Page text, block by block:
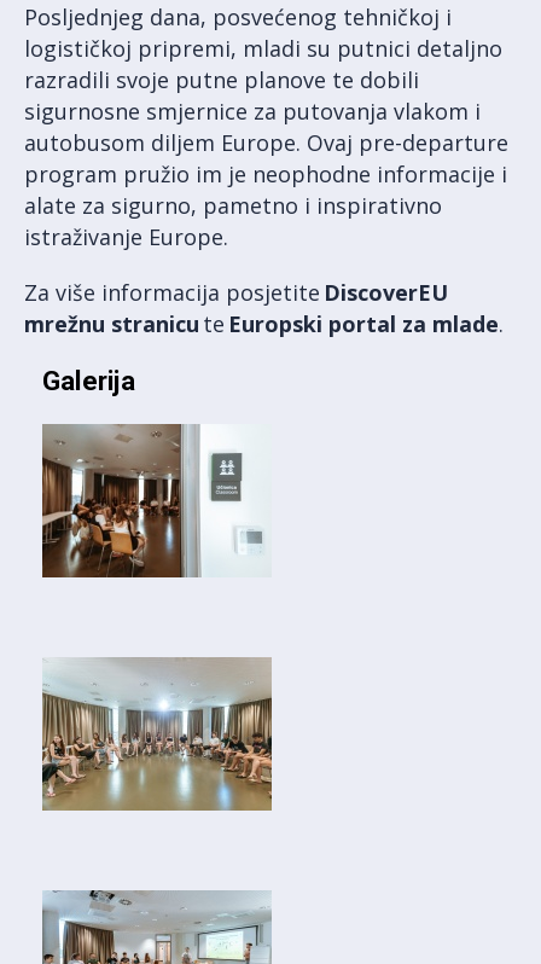
Posljednjeg dana, posvećenog tehničkoj i
logističkoj pripremi, mladi su putnici detaljno
razradili svoje putne planove te dobili
sigurnosne smjernice za putovanja vlakom i
autobusom diljem Europe. Ovaj pre-departure
program pružio im je neophodne informacije i
alate za sigurno, pametno i inspirativno
istraživanje Europe.
Za više informacija posjetite DiscoverEU
mrežnu stranicu te Europski portal za mlade.
Galerija